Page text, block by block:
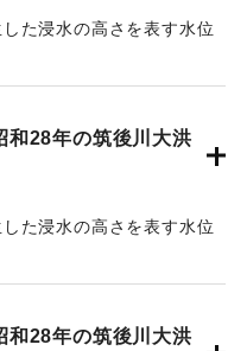
た浸水の高さを表す水位
れている。
28年の筑後川大洪
た浸水の高さを表す水位
れている。
28年の筑後川大洪